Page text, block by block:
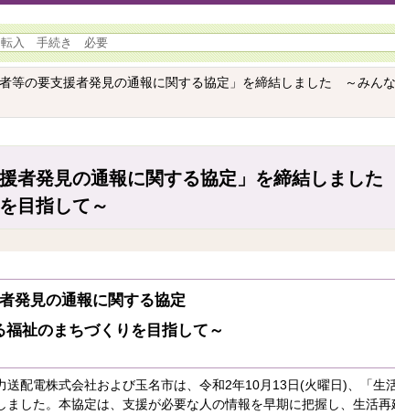
等の要支援者発見の通報に関する協定」を締結しました ～みん
援者発見の通報に関する協定」を締結しまし
目指して～
発見の通報に関する協定
福祉のまちづくりを目指して～
配電株式会社および玉名市は、令和2年10月13日(火曜日)、「生
ました。本協定は、支援が必要な人の情報を早期に把握し、生活